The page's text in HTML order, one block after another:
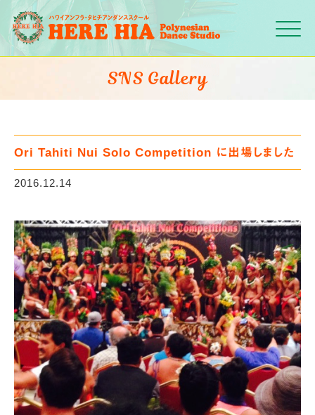
Click
SNS Gallery
Ori Tahiti Nui Solo Competition に出場しました
2016.12.14